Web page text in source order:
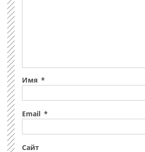
Имя *
Email *
Сайт